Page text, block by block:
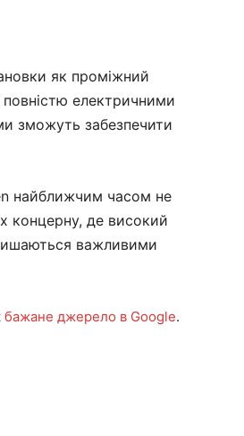
як проміжний
електричними
зможуть забезпечити
найближчим часом не
концерну, де високий
важливими
бажане джерело в Google.